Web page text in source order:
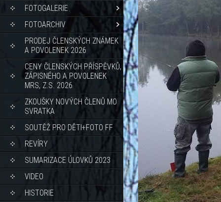
FOTOGALERIE
FOTOARCHIV
PRODEJ ČLENSKÝCH ZNÁMEK
A POVOLENEK 2026
CENY ČLENSKÝCH PŘÍSPĚVKŮ,
ZÁPISNÉHO A POVOLENEK
MRS, Z.S. 2026
ZKOUŠKY NOVÝCH ČLENŮ MO
SVRATKA
SOUTĚŽ PRO DĚTI+FOTO FF
REVÍRY
SUMARIZACE ÚLOVKŮ 2023
VIDEO
HISTORIE